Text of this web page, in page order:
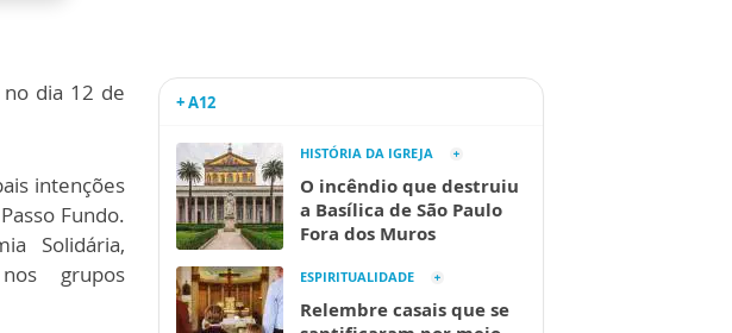
dia 12 de
intenções
Fundo.
Solidária,
grupos
+ A12
HISTÓRIA DA IGREJA
O incêndio que destruiu
a Basílica de São Paulo
Fora dos Muros
ESPIRITUALIDADE
Relembre casais que se